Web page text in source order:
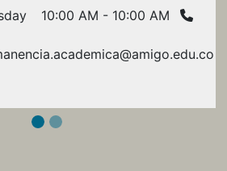
10:00 AM - 10:00 AM